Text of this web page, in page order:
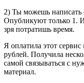
2) Ты можешь написать
Опубликуют только 1.
зря потратишь время.
Я оплатила этот
рублей. Получила
самой связываться с
материал.